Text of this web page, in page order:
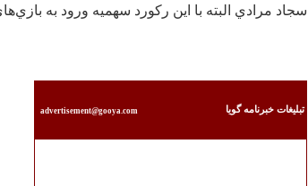
سجاد مرادي البته با اين ركورد سهميه ورود به
تبليغات خبرنامه گويا advertisement@gooya.com